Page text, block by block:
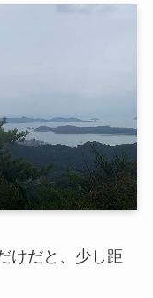
けだと、少し距